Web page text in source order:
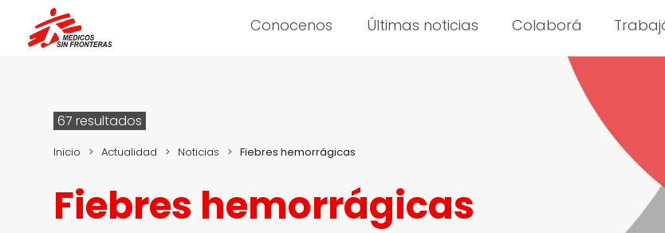
Conocenos Últimas noticias Colaborá
67 resultados
Inicio > Actualidad > Noticias > Fiebres hemorrágicas
Fiebres hemorrágicas